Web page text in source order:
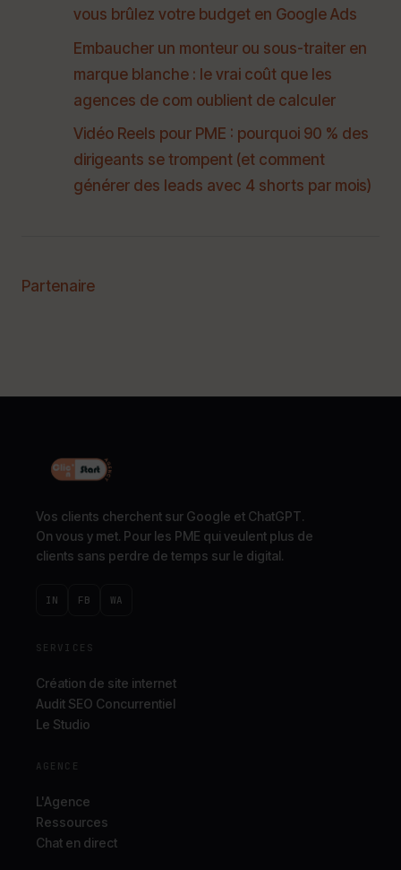
vous brûlez votre budget en Google Ads
Embaucher un monteur ou sous-traiter en
marque blanche : le vrai coût que les
agences de com oublient de calculer
Vidéo Reels pour PME : pourquoi 90 % des
dirigeants se trompent (et comment
générer des leads avec 4 shorts par mois)
Partenaire
Vos clients cherchent sur Google et ChatGPT.
On vous y met. Pour les PME qui veulent plus de
clients sans perdre de temps sur le digital.
IN FB WA
SERVICES
Création de site internet
Audit SEO Concurrentiel
Le Studio
AGENCE
L'Agence
Ressources
Chat en direct